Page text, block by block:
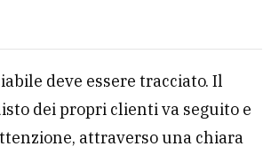
deve essere tracciato. Il
dei propri clienti va seguito e
attraverso una chiara